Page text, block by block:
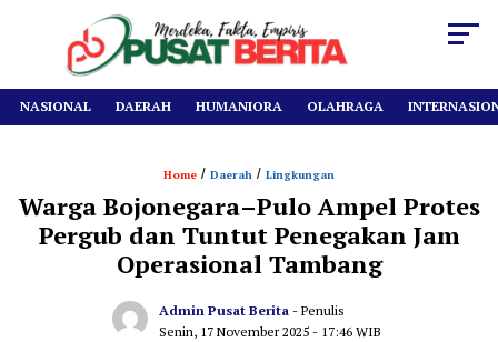
NASIONAL DAERAH HUMANIORA OLAHRAGA
Home / Daerah / Lingkungan
Warga Bojonegara–Pulo Ampel Protes
Pergub dan Tuntut Penegakan Jam
Operasional Tambang
Admin Pusat Berita - Penulis
Senin, 17 November 2025 - 17:46 WIB